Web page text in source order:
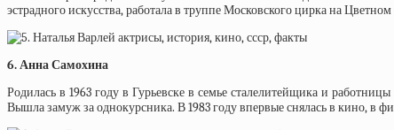
эстрадного искусства, работала в труппе Московского цирка на
6. Анна Самохина
Родилась в 1963 году в Гурьевске в семье сталелитейщика и
Вышла замуж за однокурсника. В 1983 году впервые снялась в кино, в